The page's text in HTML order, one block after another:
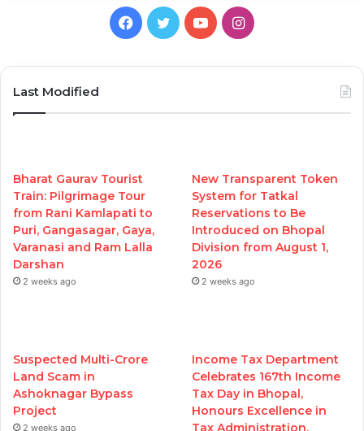
Facebook
TwitterYouTubeInstagram
Last Modified
Bharat Gaurav Tourist
Train: Pilgrimage Tour
from Rani Kamlapati to
Puri, Gangasagar, Gaya,
Varanasi and Ram Lalla
Darshan
2 weeks ago
New Transparent Token
System for Tatkal
Reservations to Be
Introduced on Bhopal
Division from August 1,
2026
2 weeks ago
Suspected Multi-Crore
Land Scam in
Ashoknagar Bypass
Project
2 weeks ago
Income Tax Department
Celebrates 167th Income
Tax Day in Bhopal,
Honours Excellence in
Tax Administration,